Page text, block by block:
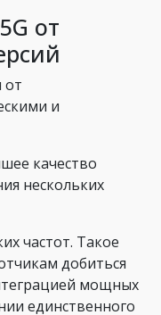
от
от
и
качество
нескольких
частот. Такое
добиться
мощных
единственного